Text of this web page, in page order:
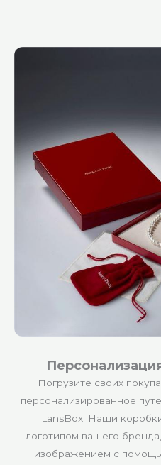
Погрузите своих
персонализированное
LansBox. Наши
логотипом вашего
изображением с